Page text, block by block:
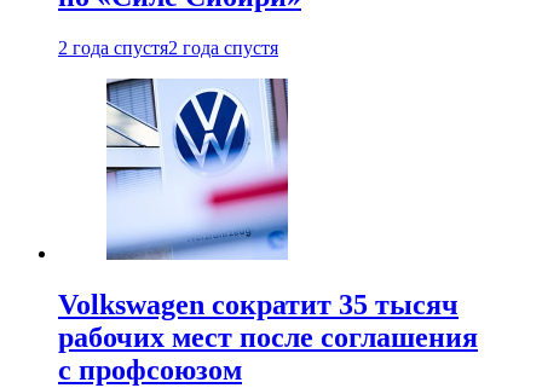
2 года спустя2 года спустя
Volkswagen сократит 35 тысяч
рабочих мест после соглашения
с профсоюзом